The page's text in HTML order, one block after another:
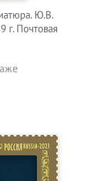
Ю.В.
г. Почтовая